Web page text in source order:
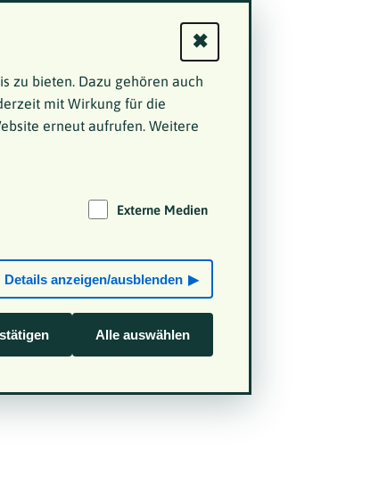
zu bieten. Dazu gehören auch
mit Wirkung für die
erneut aufrufen. Weitere
Externe Medien
Details anzeigen/ausblenden
Alle auswählen
✖